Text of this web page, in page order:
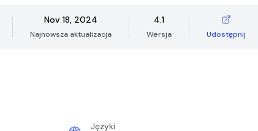
Nov 18, 2024
Najnowsza aktualizacja
4.1
Wersja Udostępnij
Języki